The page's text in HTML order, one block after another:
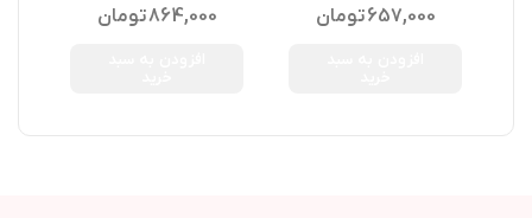
Vaseline Advanced Repair
657,000تومان
Purifying Green Tea Wash
864,000تومان